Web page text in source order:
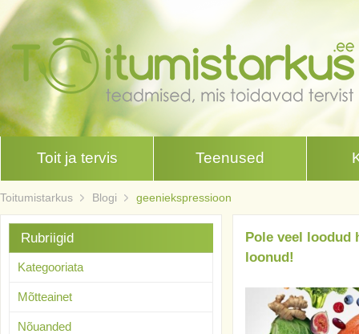
Toit ja tervis Teenused
Toitumistarkus Blogi geeniekspressioon
Pole veel loodud
loonud!
Rubriigid
Kategooriata
Mõtteainet
Nõuanded